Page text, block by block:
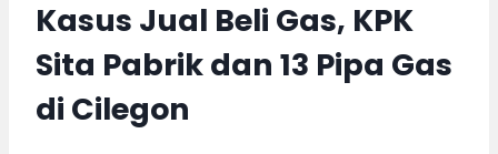
Kasus Jual Beli Gas, KPK
Sita Pabrik dan 13 Pipa Gas
di Cilegon